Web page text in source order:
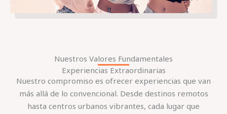
Nuestros Valores Fundamentales
Experiencias Extraordinarias
Nuestro compromiso es ofrecer experiencias que van
más allá de lo convencional. Desde destinos remotos
hasta centros urbanos vibrantes, cada lugar que